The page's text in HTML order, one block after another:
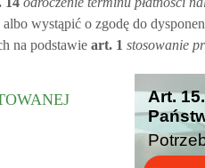
wystąpić o zgodę do
na podstawie art. 1 stosowanie
Art.